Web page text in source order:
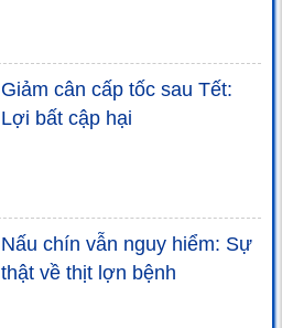
Giảm cân cấp tốc sau Tết:
Lợi bất cập hại
Nấu chín vẫn nguy hiểm: Sự
thật về thịt lợn bệnh